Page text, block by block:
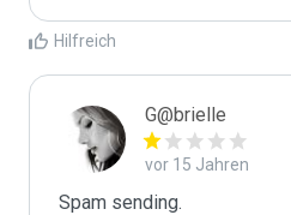
Hilfreich
G@brielle
vor 15 Jahren
Spam sending.